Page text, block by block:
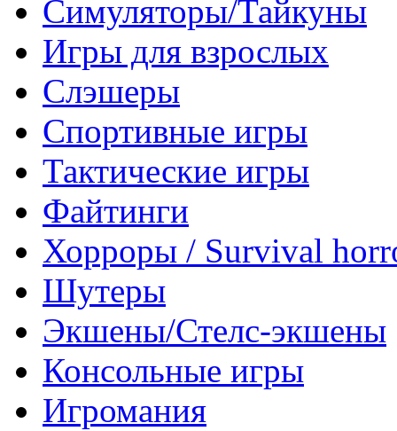
Симуляторы/Тайкуны
Игры для взрослых
Слэшеры
Спортивные игры
Тактические игры
Файтинги
Хорроры / Survival
Шутеры
Экшены/Стелс-экшены
Консольные игры
Игромания